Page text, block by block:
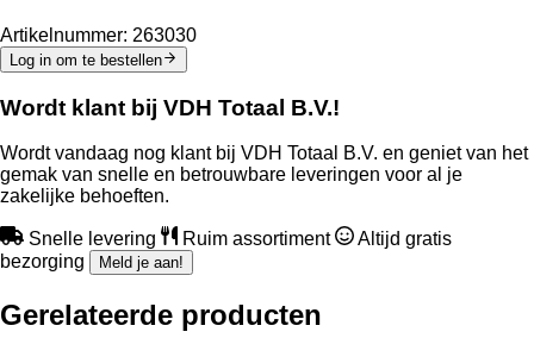
Artikelnummer: 263030
Log in om te bestellen
Wordt klant bij VDH Totaal B.V.!
Wordt vandaag nog klant bij VDH Totaal B.V. en geniet van het
gemak van snelle en betrouwbare leveringen voor al je
zakelijke behoeften.
Snelle levering Ruim assortiment
Altijd gratis
bezorging
Meld je aan!
Gerelateerde producten